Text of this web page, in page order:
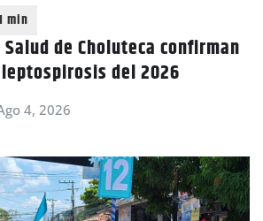
de Choluteca confirman
del 2026
4, 2026